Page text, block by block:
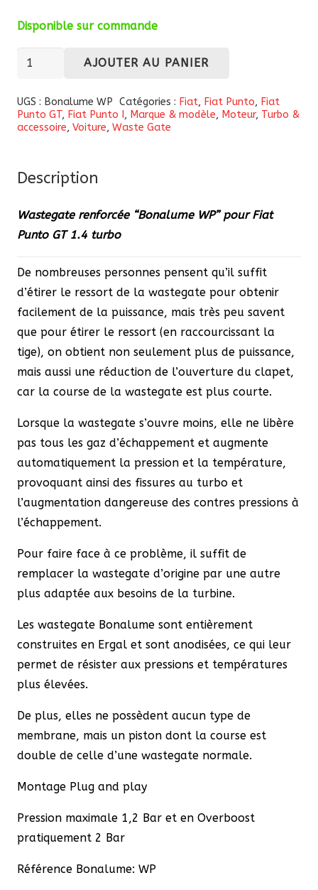
Disponible sur commande
quantité
Wastegate
renforcée
“Bonalume
pour
Punto
GT
turbo
AJOUTER AU PANIER
UGS : Bonalume WP Catégories : Fiat, Fiat Punto, Fiat
Punto GT, Fiat Punto I , Marque & modèle, Moteur, Turbo &
accessoire, Voiture, Waste Gate
Description
Wastegate renforcée “Bonalume WP” pour Fiat
Punto GT 1.4 turbo
De nombreuses personnes pensent qu’il suffit
d’étirer le ressort de la wastegate pour obtenir
facilement de la puissance, mais très peu savent
que pour étirer le ressort (en raccourcissant la
tige), on obtient non seulement plus de puissance,
mais aussi une réduction de l’ouverture du clapet,
car la course de la wastegate est plus courte.
Lorsque la wastegate s’ouvre moins, elle ne libère
pas tous les gaz d’échappement et augmente
automatiquement la pression et la température,
provoquant ainsi des fissures au turbo et
l’augmentation dangereuse des contres pressions à
l’échappement.
Pour faire face à ce problème, il suffit de
remplacer la wastegate d’origine par une autre
plus adaptée aux besoins de la turbine.
Les wastegate Bonalume sont entièrement
construites en Ergal et sont anodisées, ce qui leur
permet de résister aux pressions et températures
plus élevées.
De plus, elles ne possèdent aucun type de
membrane, mais un piston dont la course est
double de celle d’une wastegate normale.
Montage Plug and play
Pression maximale 1,2 Bar et en Overboost
pratiquement 2 Bar
Référence Bonalume: WP